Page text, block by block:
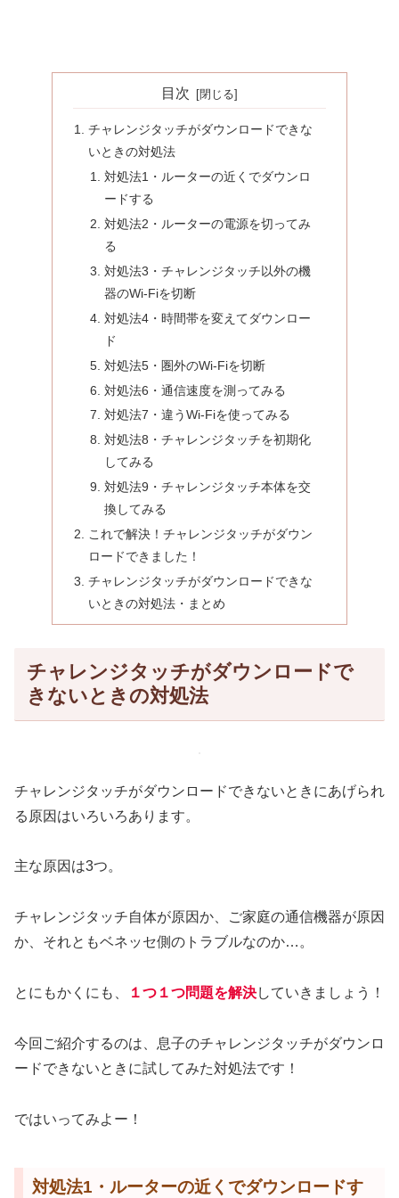
目次
チャレンジタッチがダウンロードできな
いときの対処法
対処法1・ルーターの近くでダウンロ
ードする
対処法2・ルーターの電源を切ってみ
る
対処法3・チャレンジタッチ以外の機
器のWi-Fiを切断
対処法4・時間帯を変えてダウンロー
ド
対処法5・圏外のWi-Fiを切断
対処法6・通信速度を測ってみる
対処法7・違うWi-Fiを使ってみる
対処法8・チャレンジタッチを初期化
してみる
対処法9・チャレンジタッチ本体を交
換してみる
これで解決！チャレンジタッチがダウン
ロードできました！
チャレンジタッチがダウンロードできな
いときの対処法・まとめ
チャレンジタッチがダウンロードで
きないときの対処法
チャレンジタッチがダウンロードできないときにあげられ
る原因はいろいろあります。
主な原因は3つ。
チャレンジタッチ自体が原因か、ご家庭の通信機器が原因
か、それともベネッセ側のトラブルなのか…。
とにもかくにも、 １つ１つ問題を解決していきましょう！
今回ご紹介するのは、息子のチャレンジタッチがダウンロ
ードできないときに試してみた対処法です！
ではいってみよー！
対処法1・ルーターの近くでダウンロードす